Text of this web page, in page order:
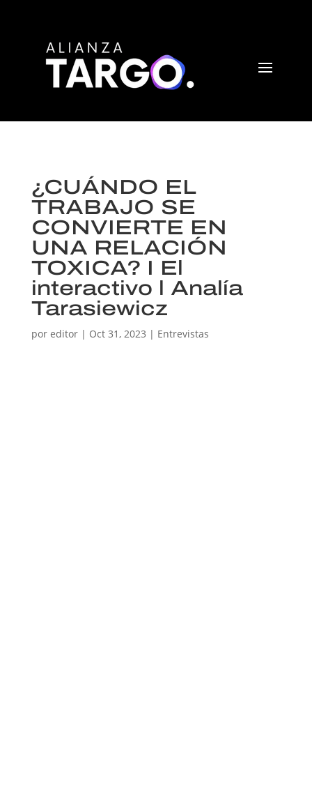
¿CUÁNDO EL
TRABAJO SE
CONVIERTE EN
UNA RELACIÓN
TOXICA? I El
interactivo l Analía
Tarasiewicz
por editor| Oct 31, 2023 | Entrevistas